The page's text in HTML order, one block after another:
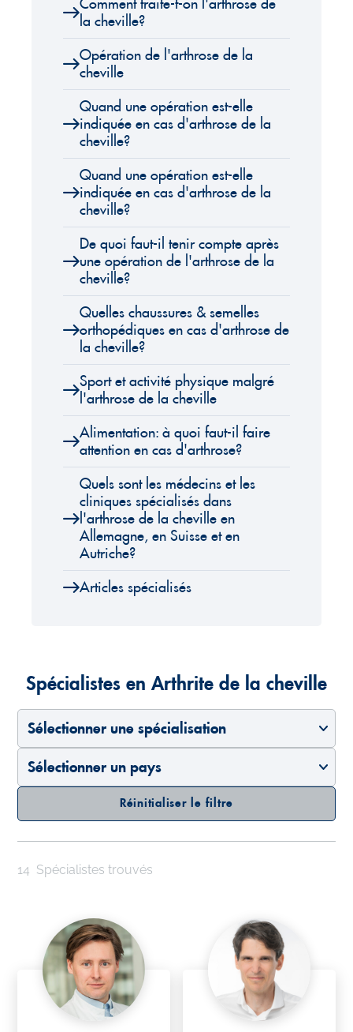
Comment traite-t-on l'arthrose de
la cheville?
Opération de l'arthrose de la
cheville
Quand une opération est-elle
indiquée en cas d'arthrose de la
cheville?
Quand une opération est-elle
indiquée en cas d'arthrose de la
cheville?
De quoi faut-il tenir compte après
une opération de l'arthrose de la
cheville?
Quelles chaussures & semelles
orthopédiques en cas d'arthrose de
la cheville?
Sport et activité physique malgré
l'arthrose de la cheville
Alimentation: à quoi faut-il faire
attention en cas d'arthrose?
Quels sont les médecins et les
cliniques spécialisés dans
l'arthrose de la cheville en
Allemagne, en Suisse et en
Autriche?
Articles spécialisés
Spécialistes en Arthrite de la cheville
Sélectionner une spécialisation
Sélectionner un pays
Réinitialiser le filtre
14 Spécialistes trouvés